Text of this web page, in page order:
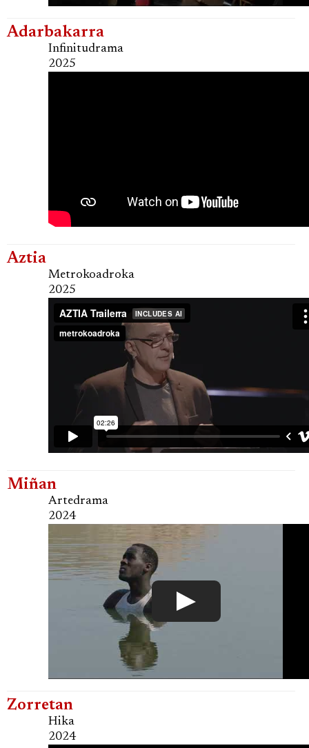
Adarbakarra
Infinitudrama
2025
Aztia
Metrokoadroka
2025
Miñan
Artedrama
2024
Zorretan
Hika
2024